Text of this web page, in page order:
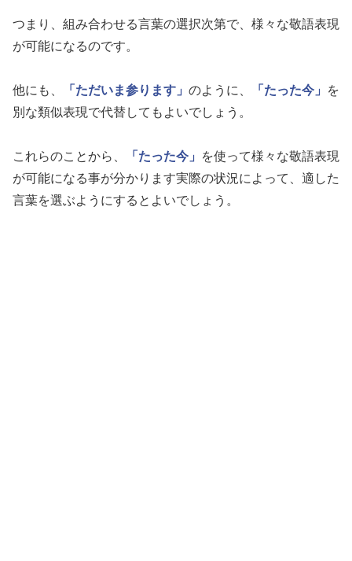
つまり、組み合わせる言葉の選択次第で、様々な敬語表現
が可能になるのです。
他にも、 「ただいま参ります」 のように、 「たった今」
を
別な類似表現で代替してもよいでしょう。
これらのことから、 「たった今」
を使って様々な敬語表現
が可能になる事が分かります実際の状況によって、適した
言葉を選ぶようにするとよいでしょう。